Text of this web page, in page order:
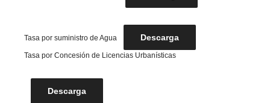
Tasa por suministro de Agua Descarga
Tasa por Concesión de Licencias Urbanísticas
Descarga